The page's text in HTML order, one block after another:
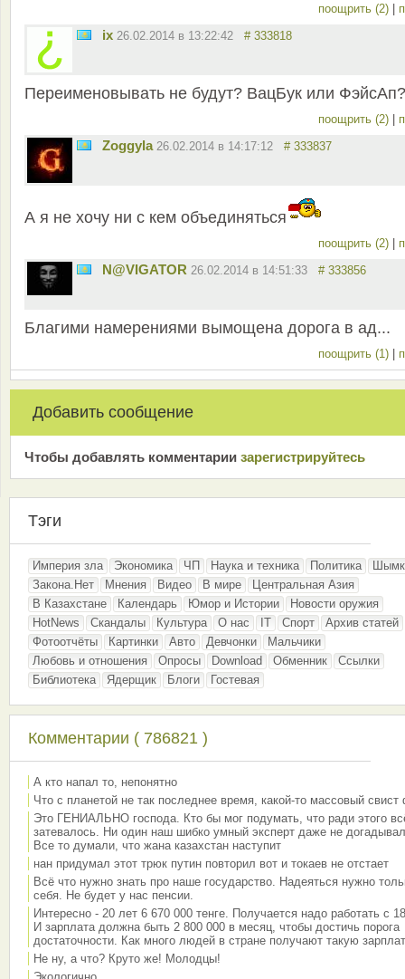
поощрить (2)
ix 26.02.2014 в 13:22:42 # 333818
Переименовывать не будут? ВацБук или ФэйсАп?
поощрить (2)
Zoggyla 26.02.2014 в 14:17:12 # 333837
А я не хочу ни с кем объединяться
поощрить (2)
N@VIGATOR 26.02.2014 в 14:51:33 # 333856
Благими намерениями вымощена дорога в ад...
поощрить (1)
Добавить сообщение
Чтобы добавлять комментарии зарeгиcтрирyйтeсь
Тэги
Империя зла Экономика ЧП Наука и техника Политика
Закона.Нет
Мнения Видео В мире
Центральная Азия
В Казахстане
Календарь Юмор и Истории
Новости оружия
HotNews
Скандалы Культура О нас IT Спорт
Архив статей
Фотоотчёты
Картинки Авто Девчонки
Мальчики
Любовь и отношения
Опросы Download Обменник
Ссылки
Библиотека
Ядерщик Блоги Гостевая
Комментарии ( 786821 )
А кто напал то, непонятно
Что с планетой не так последнее время, какой-то массовый свист
Это ГЕНИАЛЬНО господа. Кто бы мог подумать, что ради этого
затевалось. Ни один наш шибко умный эксперт даже не
Все то думали, что жана казахстан наступит
нан придумал этот трюк путин повторил вот и токаев не отстает
Всё что нужно знать про наше государство. Надеяться нужно
себя. Не будет у нас пенсии.
Интересно - 20 лет 6 670 000 тенге. Получается надо работать с
И зарплата должна быть 2 800 000 в месяц, чтобы достичь порога
достаточности. Как много людей в стране получают такую
Не ну, а что? Круто же! Молодцы!